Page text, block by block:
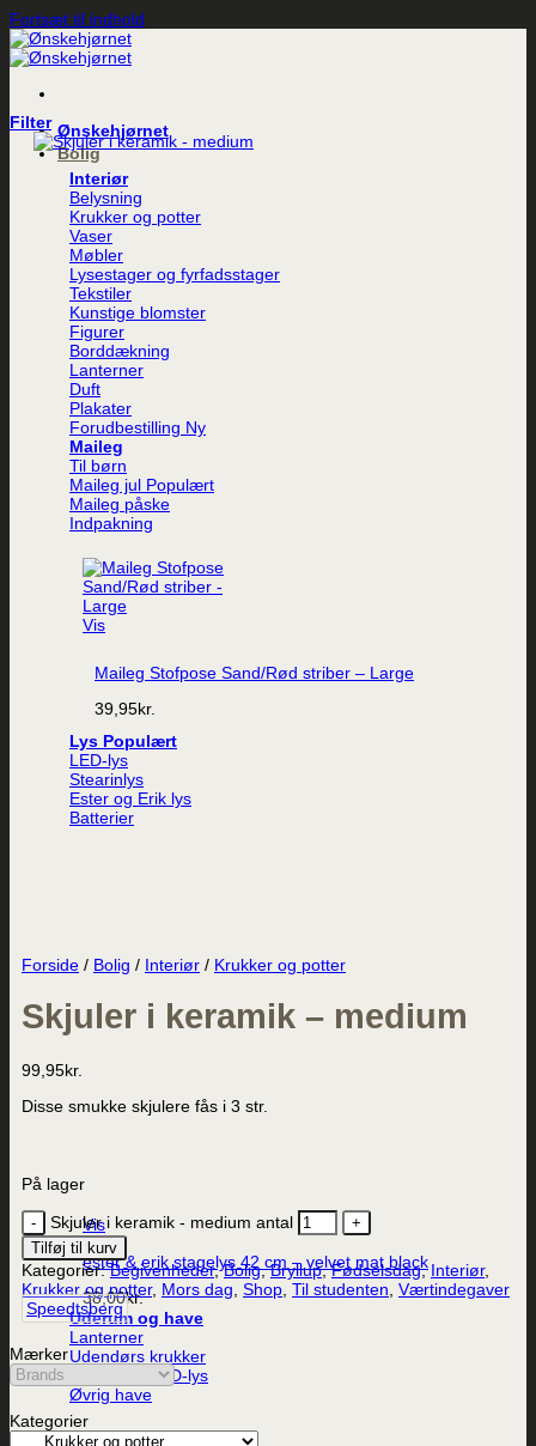
Fortsæt til indhold
Ønskehjørnet
Bolig
Interiør
Belysning
Krukker og potter
Vaser
Møbler
Lysestager og fyrfadsstager
Tekstiler
Kunstige blomster
Figurer
Borddækning
Lanterner
Duft
Plakater
Forudbestilling
Maileg
Til børn
Maileg jul
Maileg påske
Indpakning
Vis
Maileg Stofpose Sand/Rød striber – Large
39,95kr.
Lys
LED-lys
Stearinlys
Ester og Erik lys
Batterier
Vis
ester & erik stagelys 42 cm – velvet mat black
38,00kr.
Uderum og have
Lanterner
Udendørs krukker
Udendørs LED-lys
Øvrig have
Filter
Forside / Bolig / Interiør / Krukker og potter
Skjuler i keramik – medium
99,95kr.
Disse smukke skjulere fås i 3 str.
På lager
Skjuler i keramik - medium antal
Tilføj til kurv
Kategorier:Begivenheder,Bolig,Bryllup,Fødselsdag,Interiør,
Krukker og potter, Mors dag Shop Til studenten Værtindegaver
Speedtsberg
Mærker
Kategorier